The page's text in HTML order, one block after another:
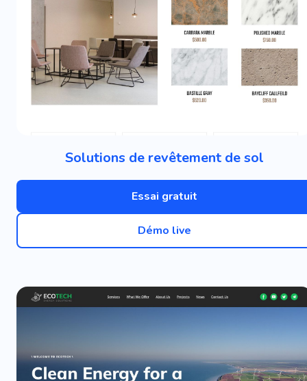
Solutions de revêtement de sol
Essai gratuit
Démo live